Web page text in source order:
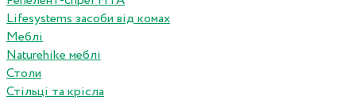
Lifesystems засоби від комах
Меблі
Naturehike меблі
Столи
Стільці та крісла